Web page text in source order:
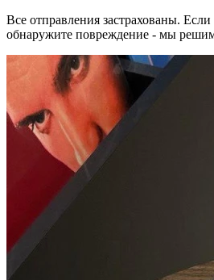
Все отправления застрахованы.
обнаружите повреждение - мы